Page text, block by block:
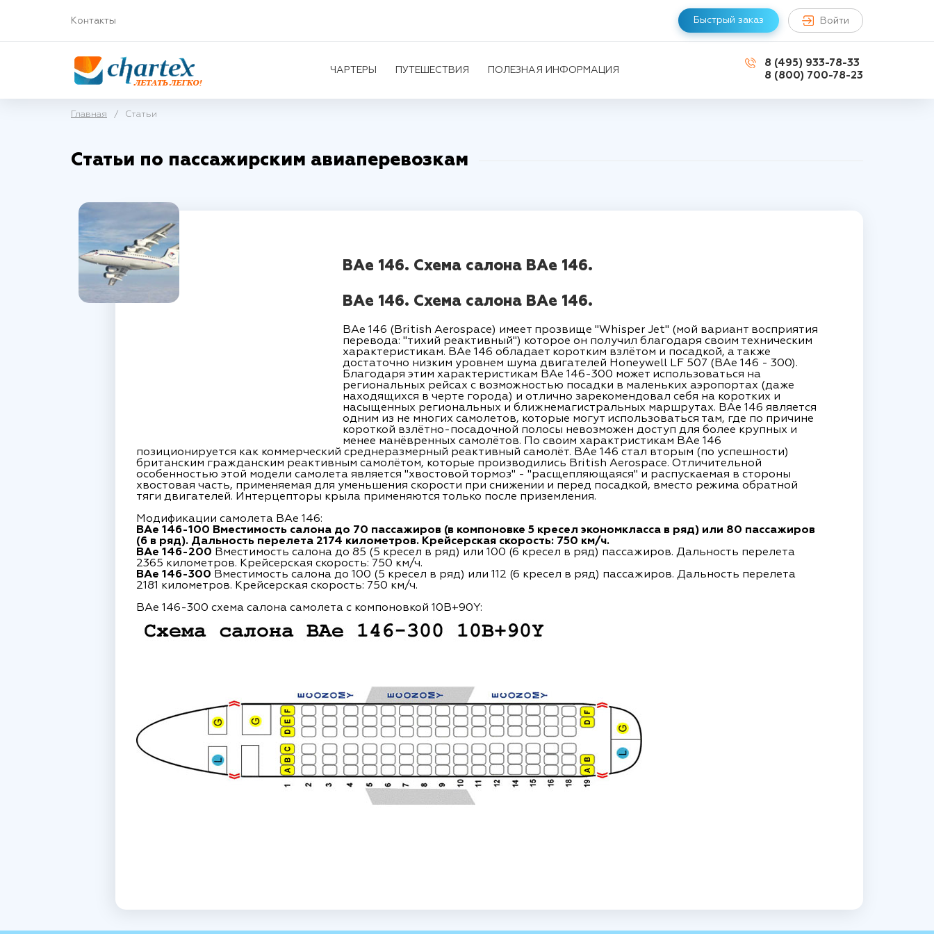
Контакты Быстрый заказ Войти
ЧАРТЕРЫ ПУТЕШЕСТВИЯ ПОЛЕЗНАЯ ИНФОРМАЦИЯ
8 (495) 933-78-33
8 (800) 700-78-23
Главная / Статьи
Статьи по пассажирским авиаперевозкам
BAe 146. Схема салона BAe 146.
BAe 146. Схема салона BAe 146.
BAe 146 (British Aerospace) имеет прозвище "Whisper Jet" (мой вариант восприятия
перевода: "тихий реактивный") которое он получил благодаря своим техническим
характеристикам. BAe 146 обладает коротким взлётом и посадкой, а также
достаточно низким уровнем шума двигателей Honeywell LF 507 (BAe 146 - 300).
Благодаря этим характеристикам BAe 146-300 может использоваться на
региональных рейсах с возможностью посадки в маленьких аэропортах (даже
находящихся в черте города) и отлично зарекомендовал себя на коротких и
насыщенных региональных и ближнемагистральных маршрутах. BAe 146 является
одним из не многих самолетов, которые могут использоваться там, где по причине
короткой взлётно-посадочной полосы невозможен доступ для более крупных и
менее манёвренных самолётов. По своим характристикам BAe 146
позиционируется как коммерческий среднеразмерный реактивный самолёт. BAe 146 стал вторым (по успешности)
британским гражданским реактивным самолётом, которые производились British Aerospace. Отличительной
особенностью этой модели самолета является "хвостовой тормоз" - "расщепляющаяся" и распускаемая в стороны
хвостовая часть, применяемая для уменьшения скорости при снижении и перед посадкой, вместо режима обратной
тяги двигателей. Интерцепторы крыла применяются только после приземления.
Модификации самолета BAe 146:
BAe 146-100 Вместимость салона до 70 пассажиров (в компоновке 5 кресел экономкласса в ряд) или 80 пассажиров
(6 в ряд). Дальность перелета 2174 километров. Крейсерская скорость: 750 км/ч.
BAe 146-200 Вместимость салона до 85 (5 кресел в ряд) или 100 (6 кресел в ряд) пассажиров. Дальность перелета
2365 километров. Крейсерская скорость: 750 км/ч.
BAe 146-300 Вместимость салона до 100 (5 кресел в ряд) или 112 (6 кресел в ряд) пассажиров. Дальность перелета
2181 километров. Крейсерская скорость: 750 км/ч.
BAe 146-300 схема салона самолета с компоновкой 10B+90Y: